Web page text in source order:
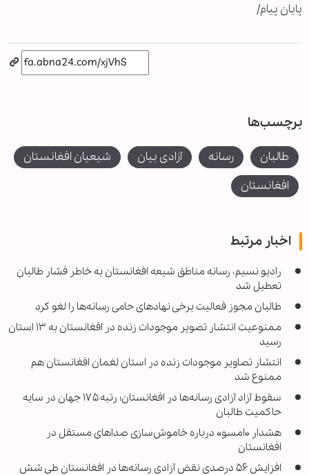
پایان پیام/
برچسب‌ها
طالبان رسانه آزادی بیان
شیعیان افغانستان
افغانستان
اخبار مرتبط
رادیو نسیم، رسانه مناطق شیعه افغانستان به خاطر فشار طالبان
تعطیل شد
طالبان مجوز فعالیت برخی نهادهای حامی رسانه‌ها را لغو کرد
ممنوعیت انتشار تصویر موجودات زنده در افغانستان به ۱۳ استان
رسید
انتشار تصاویر موجودات زنده در استان لغمان افغانستان هم
ممنوع شد
سقوط آزاد آزادی رسانه‌ها در افغانستان؛ رتبه ۱۷۵ جهان در سایه
حاکمیت طالبان
هشدار «امسو» درباره خاموش‌سازی صداهای مستقل در
افغانستان
افزایش ۵۶ درصدی نقض آزادی رسانه‌ها در افغانستان طی شش